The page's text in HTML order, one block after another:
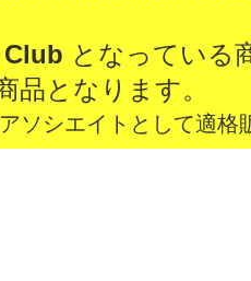
となっている
品となります。
ソシエイトとして適格